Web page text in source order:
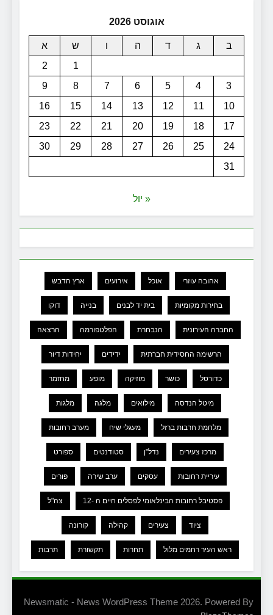
אוגוסט 2026
ב ג ד ה ו ש
א
1
2
3
4
5
6
7
8
9
10
11
12
13
14
15
16
17
18
19
20
21
22
23
24
25
26
27
28
29
30
31
« יול
אהובה עוזרי אוכל אירועים ארץ הדבש
בחירות מקומיות בית יד לבנים בנייה דוקו
החברה העירונית הנבחרת הפלטפורמה הרצאה
הרשימה החסידית חברתית ידידים יחידות דיור
כדורסל כושר מוזיקה מופע מחזמר
מיטל הנדסה מילואים מלגה מלגות
מלחמת חרבות ברזל מעגלי שיח מערב רחובות
מרכז צעירים נדל"ן סטודנטים ספורט
עיריית רחובות עסקים ערב שירה פורים
פסטיבל רחובות הבינלאומי לפסלים חיים ה -12 צה"ל
ציוד צעירים קהילה קורונה
ראש העיר רחמים מלול תחרות תקשורת תרבות
Newsmatic - News WordPress Theme 2026. Powered By